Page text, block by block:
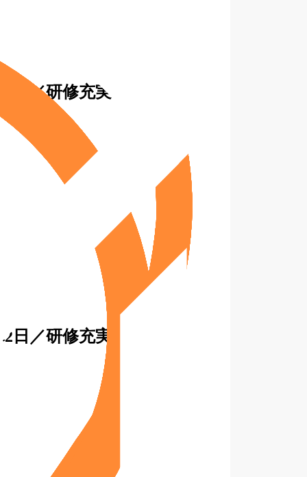
日／研修充実
日／研修充実